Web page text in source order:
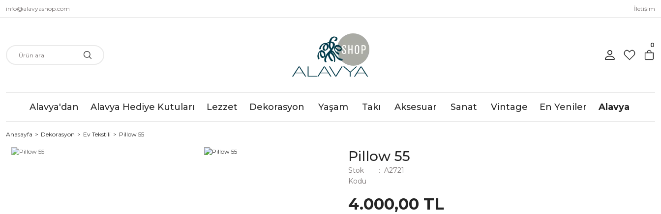
info@alavyashop.com İletişim
0
Alavya'dan Alavya Hediye Kutuları Lezzet Dekorasyon Yaşam Takı Aksesuar Sanat Vintage En Yeniler Alavya
Anasayfa Dekorasyon Ev Tekstili Pillow 55
Pillow 55
Stok
Kodu
A2721
4.000,00 TL